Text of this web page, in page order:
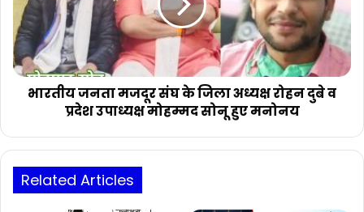
जिला
अध्यक्ष
रोहन
दुबे
मोहम्मद
हुए
मनोनय
भारतीय जनता मजदूर संघ के जिला अध्यक्ष रोहन दुबे व
प्रदेश उपाध्यक्ष मोहम्मद सोनू हुए मनोनय
Related Articles